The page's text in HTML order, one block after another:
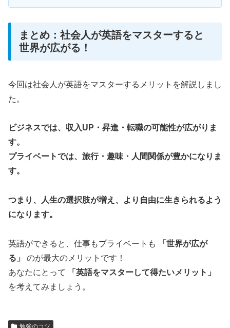
まとめ：社会人が英語をマスターすると
世界が広がる！
今回は社会人が英語をマスターするメリットを解説しまし
た。
ビジネスでは、収入UP・昇進・転職の可能性が広がりま
す。
プライベートでは、旅行・趣味・人間関係が豊かになりま
す。
つまり、人生の選択肢が増え、より自由に生きられるよう
になります。
英語ができると、仕事もプライベートも
「世界が広が
る」
のが最大のメリットです！
あなたにとって
「英語をマスターして得たいメリット」
を考えてみましょう。
勉強のコツ